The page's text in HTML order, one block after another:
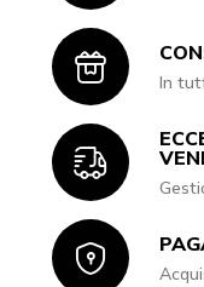
Icon
In
Icon
Icon